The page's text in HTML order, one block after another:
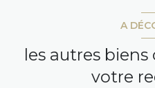
A
les autres
votre